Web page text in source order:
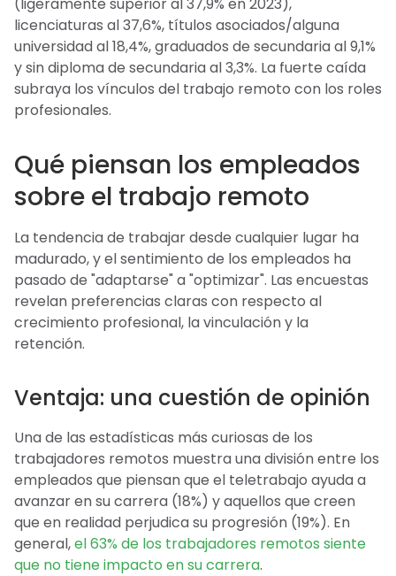
licenciaturas al 37,6%, títulos asociados/alguna
universidad al 18,4%, graduados de secundaria al 9,1%
y sin diploma de secundaria al 3,3%. La fuerte caída
subraya los vínculos del trabajo remoto con los roles
profesionales.
Qué piensan los empleados
sobre el trabajo remoto
La tendencia de trabajar desde cualquier lugar ha
madurado, y el sentimiento de los empleados ha
pasado de "adaptarse" a "optimizar". Las encuestas
revelan preferencias claras con respecto al
crecimiento profesional, la vinculación y la
retención.
Ventaja: una cuestión de opinión
Una de las estadísticas más curiosas de los
trabajadores remotos muestra una división entre los
empleados que piensan que el teletrabajo ayuda a
avanzar en su carrera (18%) y aquellos que creen
que en realidad perjudica su progresión (19%). En
general,el 63% de los trabajadores remotos siente
que no tiene impacto en su carrera.